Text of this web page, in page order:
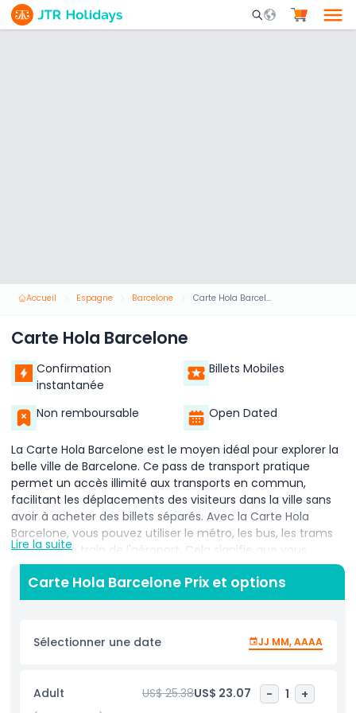
Mobile Search
Accueil Espagne Barcelone Carte Hola Barcelone
Carte Hola Barcelone
Confirmation
instantanée
Billets Mobiles
Non remboursable Open Dated
La Carte Hola Barcelone est le moyen idéal pour explorer la
belle ville de Barcelone. Ce pass de transport pratique
permet un accès illimité aux transports en commun,
facilitant les déplacements des visiteurs dans la ville sans
avoir à acheter des billets séparés. Avec la Carte Hola
Barcelone, vous pouvez utiliser le métro, les bus, les trams
et même le train de l'aéroport. Cela signifie que vous
pouvez visiter toutes les principales attractions, telles que
La Sagrada Família, le Parc Güell et le Quartier gothique,
sans aucune difficulté. Que vous restiez deux, trois, quatre
voyage. La Carte Hola Barcelone est également un
excellent moyen d'économiser de l'argent. Au lieu
voyager autant que vous le souhaitez pour un prix fixe.
C'est un choix abordable et malin pour les touristes qui
Lire la suite
Carte Hola Barcelone Prix et options
Sélectionner une date JJ MM, AAAA
Adult US$ 25.38US$ 23.07 - 1 +